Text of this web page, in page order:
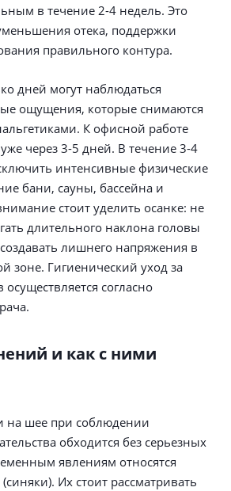
в течение 2-4 недель. Это
отека, поддержки
правильного контура.
дней могут наблюдаться
ощущения, которые снимаются
К офисной работе
через 3-5 дней. В течение 3-4
интенсивные физические
бани, сауны, бассейна и
стоит уделить осанке: не
длительного наклона головы
лишнего напряжения в
зоне. Гигиенический уход за
согласно
и как с ними
на шее при соблюдении
обходится без серьезных
явлениям относятся
Их стоит рассматривать